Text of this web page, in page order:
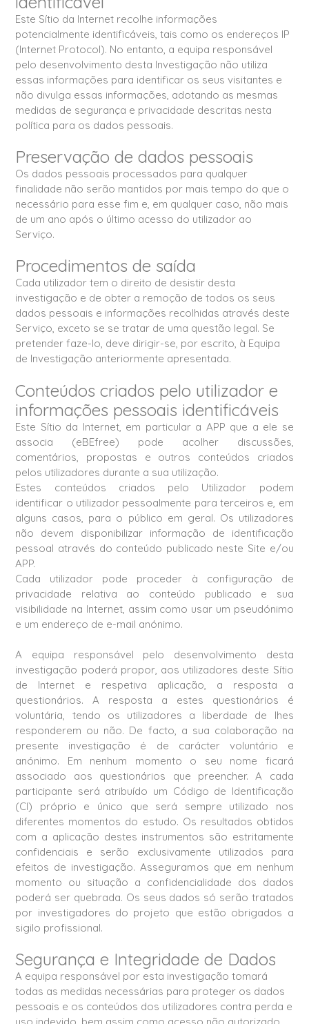
Este Sítio da Internet recolhe informações
potencialmente identificáveis, tais como os endereços IP
(Internet Protocol). No entanto, a equipa responsável
pelo desenvolvimento desta Investigação não utiliza
essas informações para identificar os seus visitantes e
não divulga essas informações, adotando as mesmas
medidas de segurança e privacidade descritas nesta
política para os dados pessoais.
Preservação de dados pessoais
Os dados pessoais processados para qualquer
finalidade não serão mantidos por mais tempo do que o
necessário para esse fim e, em qualquer caso, não mais
de um ano após o último acesso do utilizador ao
Serviço.
Procedimentos de saída
Cada utilizador tem o direito de desistir desta
investigação e de obter a remoção de todos os seus
dados pessoais e informações recolhidas através deste
Serviço, exceto se se tratar de uma questão legal. Se
pretender faze-lo, deve dirigir-se, por escrito, à Equipa
de Investigação anteriormente apresentada.
Conteúdos criados pelo utilizador e
informações pessoais identificáveis
Este Sítio da Internet, em particular a APP que a ele se
associa (eBEfree) pode acolher discussões,
comentários, propostas e outros conteúdos criados
pelos utilizadores durante a sua utilização.
Estes conteúdos criados pelo Utilizador podem
identificar o utilizador pessoalmente para terceiros e, em
alguns casos, para o público em geral. Os utilizadores
não devem disponibilizar informação de identificação
pessoal através do conteúdo publicado neste Site e/ou
APP.
Cada utilizador pode proceder à configuração de
privacidade relativa ao conteúdo publicado e sua
visibilidade na Internet, assim como usar um pseudónimo
e um endereço de e-mail anónimo.
A equipa responsável pelo desenvolvimento desta
investigação poderá propor, aos utilizadores deste Sítio
de Internet e respetiva aplicação, a resposta a
questionários. A resposta a estes questionários é
voluntária, tendo os utilizadores a liberdade de lhes
responderem ou não. De facto, a sua colaboração na
presente investigação é de carácter voluntário e
anónimo. Em nenhum momento o seu nome ficará
associado aos questionários que preencher. A cada
participante será atribuído um Código de Identificação
(CI) próprio e único que será sempre utilizado nos
diferentes momentos do estudo. Os resultados obtidos
com a aplicação destes instrumentos são estritamente
confidenciais e serão exclusivamente utilizados para
efeitos de investigação. Asseguramos que em nenhum
momento ou situação a confidencialidade dos dados
poderá ser quebrada. Os seus dados só serão tratados
por investigadores do projeto que estão obrigados a
sigilo profissional.
Segurança e Integridade de Dados
A equipa responsável por esta investigação tomará
todas as medidas necessárias para proteger os dados
pessoais e os conteúdos dos utilizadores contra perda e
uso indevido, bem assim como acesso não autorizado,